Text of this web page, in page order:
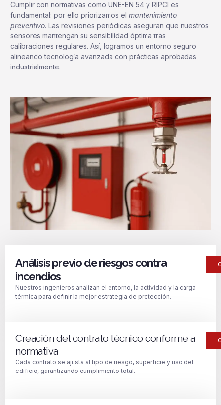
Cumplir con normativas como UNE-EN 54 y RIPCI es
fundamental: por ello priorizamos el mantenimiento
preventivo. Las revisiones periódicas aseguran que nuestros
sensores mantengan su sensibilidad óptima tras
calibraciones regulares. Así, logramos un entorno seguro
alineando tecnología avanzada con prácticas aprobadas
industrialmente.
Análisis previo de riesgos contra
incendios
Nuestros ingenieros analizan el entorno, la actividad y la carga
térmica para definir la mejor estrategia de protección.
Creación del contrato técnico conforme a
normativa
Cada contrato se ajusta al tipo de riesgo, superficie y uso del
edificio, garantizando cumplimiento total.